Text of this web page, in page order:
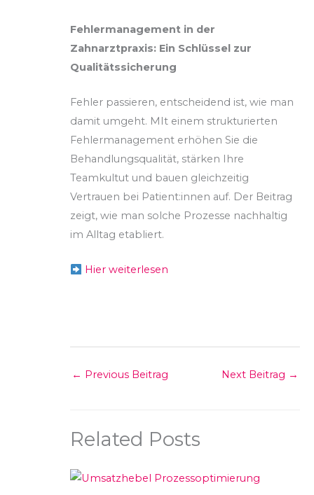
Fehlermanagement in der
Zahnarztpraxis: Ein Schlüssel zur
Qualitätssicherung
Fehler passieren, entscheidend ist, wie man
damit umgeht. MIt einem strukturierten
Fehlermanagement erhöhen Sie die
Behandlungsqualität, stärken Ihre
Teamkultut und bauen gleichzeitig
Vertrauen bei Patient:innen auf. Der Beitrag
zeigt, wie man solche Prozesse nachhaltig
im Alltag etabliert.
Hier weiterlesen
← Previous Beitrag Next Beitrag →
Related Posts